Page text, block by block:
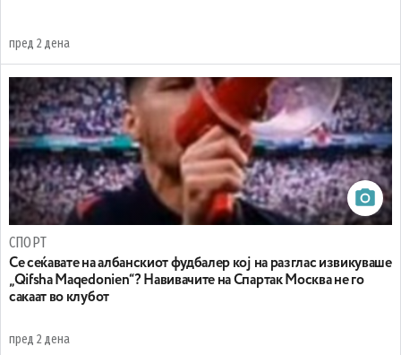
пред 2 дена
СПОРТ
Се сеќавате на албанскиот фудбалер кој на разглас извикуваше
„Qifsha Maqedonien“? Навивачите на Спартак Москва не го
сакаат во клубот
пред 2 дена